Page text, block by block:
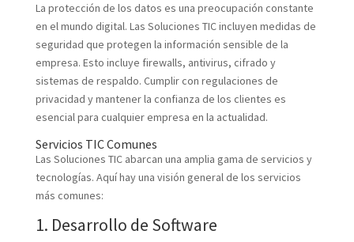
La protección de los datos es una preocupación constante
en el mundo digital. Las Soluciones TIC incluyen medidas de
seguridad que protegen la información sensible de la
empresa. Esto incluye firewalls, antivirus, cifrado y
sistemas de respaldo. Cumplir con regulaciones de
privacidad y mantener la confianza de los clientes es
esencial para cualquier empresa en la actualidad.
Servicios TIC Comunes
Las Soluciones TIC abarcan una amplia gama de servicios y
tecnologías. Aquí hay una visión general de los servicios
más comunes:
1. Desarrollo de Software